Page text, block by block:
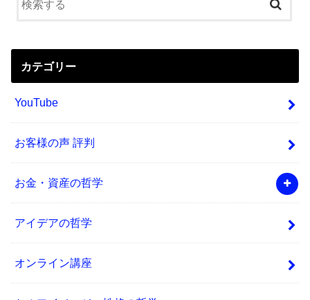
カテゴリー
YouTube
お客様の声 評判
お金・資産の哲学
アイデアの哲学
オンライン講座